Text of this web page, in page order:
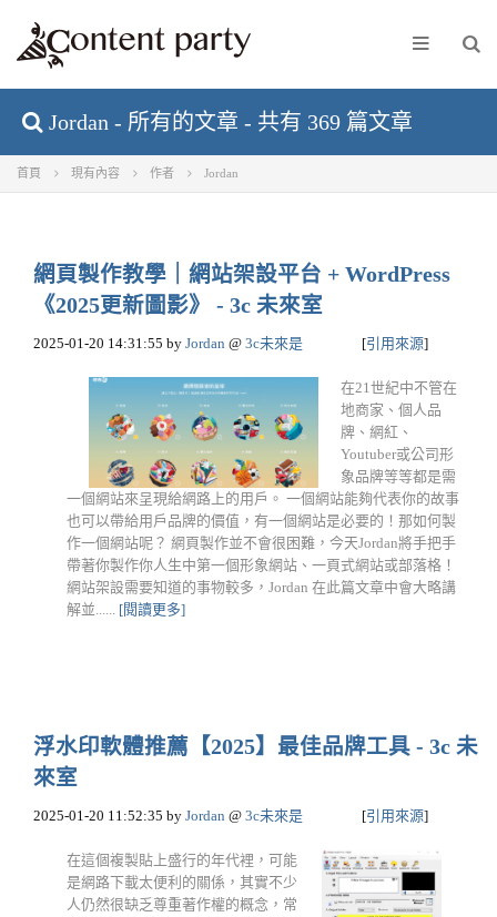
Jordan - 所有的文章 - 共有 369 篇文章
首頁 現有內容 作者 Jordan
網頁製作教學｜網站架設平台 + WordPress
《2025更新圖影》 - 3c 未來室
2025-01-20 14:31:55 by Jordan @ 3c未來是 [引用來源]
在21世紀中不管在
地商家、個人品
牌、網紅、
Youtuber或公司形
象品牌等等都是需
一個網站來呈現給網路上的用戶。 一個網站能夠代表你的故事
也可以帶給用戶品牌的價值，有一個網站是必要的！那如何製
作一個網站呢？ 網頁製作並不會很困難，今天Jordan將手把手
帶著你製作你人生中第一個形象網站、一頁式網站或部落格！
網站架設需要知道的事物較多，Jordan 在此篇文章中會大略講
解並...... [閱讀更多]
浮水印軟體推薦【2025】最佳品牌工具 - 3c 未
來室
2025-01-20 11:52:35 by Jordan @ 3c未來是 [引用來源]
在這個複製貼上盛行的年代裡，可能
是網路下載太便利的關係，其實不少
人仍然很缺乏尊重著作權的概念，常